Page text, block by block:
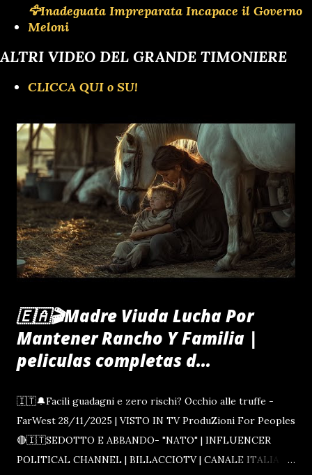
🦅Inadeguata Impreparata Incapace il Governo
Meloni
ALTRI VIDEO DEL GRANDE TIMONIERE
CLICCA QUI o SU!
🇪🇦🎬Madre Viuda Lucha Por
Mantener Rancho Y Familia |
peliculas completas d...
🇮🇹🔔Facili guadagni e zero rischi? Occhio alle truffe -
FarWest 28/11/2025 | VISTO IN TV ProduZioni For Peoples
🔴🇮🇹SEDOTTO E ABBANDO- "NATO" | INFLUENCER
POLITICAL CHANNEL | BILLACCIOTV | CANALE ITALIA |